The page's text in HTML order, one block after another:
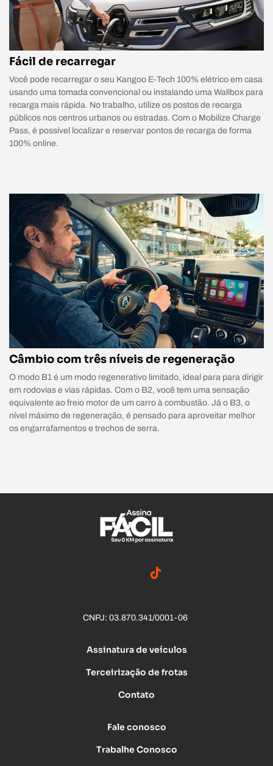
Fácil de recarregar
Você pode recarregar o seu Kangoo E-Tech 100% elétrico em casa
usando uma tomada convencional ou instalando uma Wallbox para
recarga mais rápida. No trabalho, utilize os postos de recarga
públicos nos centros urbanos ou estradas. Com o Mobilize Charge
Pass, é possível localizar e reservar pontos de recarga de forma
100% online.
Câmbio com três níveis de regeneração
O modo B1 é um modo regenerativo limitado, ideal para para dirigir
em rodovias e vias rápidas. Com o B2, você tem uma sensação
equivalente ao freio motor de um carro à combustão. Já o B3, o
nível máximo de regeneração, é pensado para aproveitar melhor
os engarrafamentos e trechos de serra.
CNPJ: 03.870.341/0001-06
Assinatura de veículos
Terceirização de frotas
Contato
Fale conosco
Trabalhe Conosco